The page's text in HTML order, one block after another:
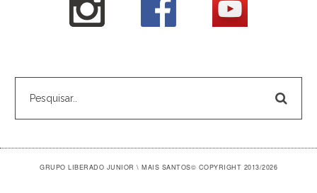
GRUPO LIBERADO JUNIOR \ MAIS SANTOS© COPYRIGHT 2013/2026